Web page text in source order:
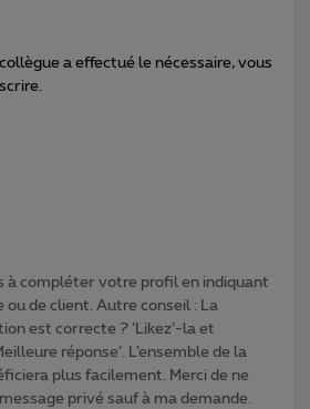
a effectué le nécessaire, vous
à compléter votre profil en indiquant
de client. Autre conseil : La
est correcte ? ‘Likez’-la et
réponse’. L’ensemble de la
plus facilement. Merci de ne
privé sauf à ma demande.